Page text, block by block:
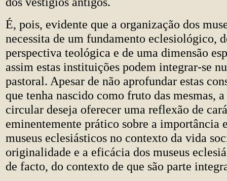
É, pois, evidente que a organização dos
necessita de um fundamento eclesiológico,
perspectiva teológica e de uma dimensão
assim estas instituições podem integrar-se
pastoral. Apesar de não aprofundar estas
que tenha nascido como fruto das mesmas,
circular deseja oferecer uma reflexão de
eminentemente prático sobre a importância
museus eclesiásticos no contexto da vida
originalidade e a eficácia dos museus
de facto, do contexto de que são parte